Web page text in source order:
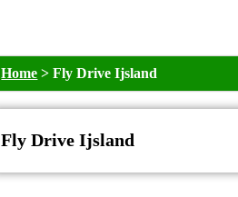
Home >Fly Drive Ijsland
Fly Drive Ijsland